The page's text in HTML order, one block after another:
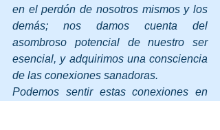
en el perdón de nosotros mismos y los
demás; nos damos cuenta del
asombroso potencial de nuestro ser
esencial, y adquirimos una consciencia
de las conexiones sanadoras.
Podemos sentir estas conexiones en